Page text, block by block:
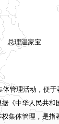
宝
管理活动，便于
《中华人民共
体管理，是指